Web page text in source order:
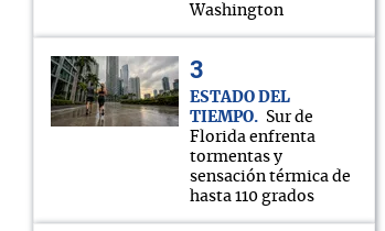
Washington
ESTADO DEL
TIEMPO
Sur de
Florida enfrenta
tormentas y
sensación térmica de
hasta 110 grados